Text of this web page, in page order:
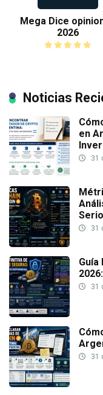
Mega Dice
2026
Noticias
en
31
31
31
31